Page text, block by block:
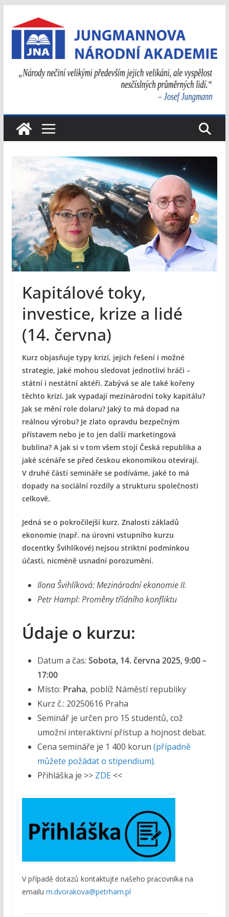
na
obsah
Kapitálové toky,
investice, krize a lidé
(14. června)
Kurz objasňuje typy krizí, jejich řešení i možné
strategie, jaké mohou sledovat jednotliví hráči –
státní i nestátní aktéři. Zabývá se ale také kořeny
těchto krizí. Jak vypadají mezinárodní toky kapitálu?
Jak se mění role dolaru? Jaký to má dopad na
reálnou výrobu? Je zlato opravdu bezpečným
přístavem nebo je to jen další marketingová
bublina? A jak si v tom všem stojí Česká republika a
jaké scénáře se před českou ekonomikou otevírají.
V druhé části semináře se podíváme, jaké to má
dopady na sociální rozdíly a strukturu společnosti
celkově.
Jedná se o pokročilejší kurz. Znalosti základů
ekonomie (např. na úrovni vstupního kurzu
docentky Švihlíkové) nejsou striktní podmínkou
účasti, nicméně usnadní porozumění.
Ilona Švihlíková: Mezinárodní ekonomie II.
Petr Hampl: Proměny třídního konfliktu
Údaje o kurzu:
Datum a čas: Sobota, 14. června 2025, 9:00 –
17:00
Místo: Praha, poblíž Náměstí republiky
Kurz č.: 20250616 Praha
Seminář je určen pro 15 studentů, což
umožní interaktivní přístup a hojnost debat.
Cena semináře je 1 400 korun (případně
můžete požádat o stipendium).
Přihláška je >> ZDE<<
V případě dotazů kontaktujte našeho pracovníka na
emailu m.dvorakova@petrham.pl